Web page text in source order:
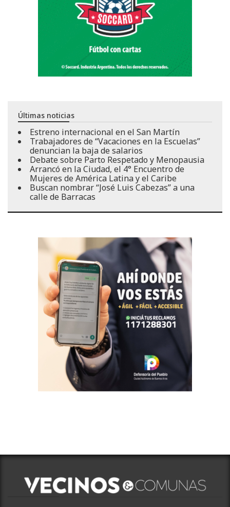
Últimas noticias
Estreno internacional en el San Martín
Trabajadores de “Vacaciones en la Escuelas”
denuncian la baja de salarios
Debate sobre Parto Respetado y Menopausia
Arrancó en la Ciudad, el 4° Encuentro de
Mujeres de América Latina y el Caribe
Buscan nombrar “José Luis Cabezas” a una
calle de Barracas